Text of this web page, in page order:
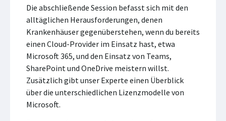
Die abschließende Session befasst sich mit den
alltäglichen Herausforderungen, denen
Krankenhäuser gegenüberstehen, wenn du bereits
einen Cloud-Provider im Einsatz hast, etwa
Microsoft 365, und den Einsatz von Teams,
SharePoint und OneDrive meistern willst.
Zusätzlich gibt unser Experte einen Überblick
über die unterschiedlichen Lizenzmodelle von
Microsoft.